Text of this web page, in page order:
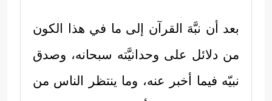
بعد أن نبَّهَ القرآن إلى ما في هذا الكون
من دلائل على وحدانيَّته سبحانه، وصدق
نبيّه فيما أخبر عنه، وما ينتظر الناس من